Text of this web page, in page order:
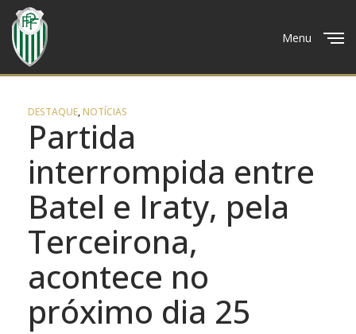
Menu
DESTAQUE,NOTÍCIAS
Partida
interrompida entre
Batel e Iraty, pela
Terceirona,
acontece no
próximo dia 25